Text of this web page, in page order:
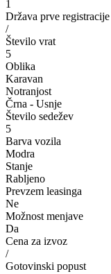
1
Država prve registracije
/
Število vrat
5
Oblika
Karavan
Notranjost
Črna - Usnje
Število sedežev
5
Barva vozila
Modra
Stanje
Rabljeno
Prevzem leasinga
Ne
Možnost menjave
Da
Cena za izvoz
/
Gotovinski popust